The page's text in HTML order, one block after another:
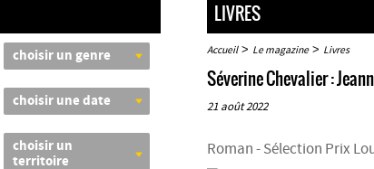
choisir un genre
choisir une date
choisir un
territoire
LIVRES
Accueil> Le magazine> Livres
Séverine Chevalier :
21 août 2022
Roman - Sélection Prix